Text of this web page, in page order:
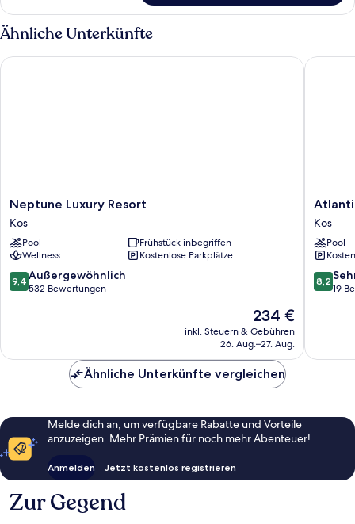
Suite
Garden
View
Residences
Ähnliche Unterkünfte
Neptune
Luxury
Resort
Kos
Neptune Luxury Resort
Kos
Pool
Frühstück inbegriffen
Wellness
Kostenlose Parkplätze
9.4
von
9,4 Außergewöhnlich
532 Bewertungen
Der
Preis
beträgt
234 €
inkl. Steuern & Gebühren
26. Aug.–27. Aug.
Neptune Luxury Resort
Atlantica
Mikri
Poli
Kos
Kos
Kos
Pool
8.2
von
8,2
19
Ähnliche Unterkünfte vergleichen
Melde dich an, um verfügbare Rabatte und Vorteile
anzuzeigen. Mehr Prämien für noch mehr Abenteuer!
Anmelden Jetzt kostenlos registrieren
Zur Gegend